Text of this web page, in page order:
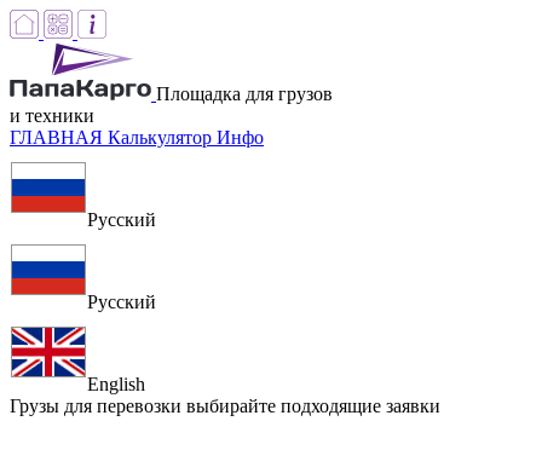
Площадка для грузов
и техники
ГЛАВНАЯ Калькулятор Инфо
Русский
Русский
English
Грузы для перевозки выбирайте подходящие заявки